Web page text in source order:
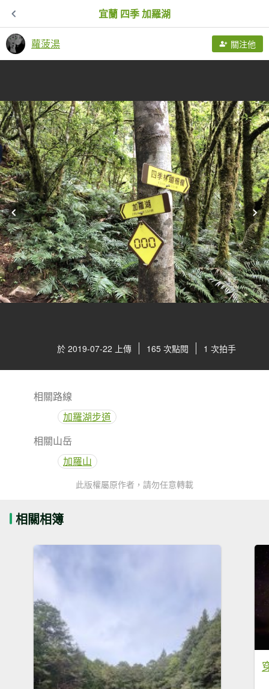
宜蘭 四季 加羅湖
蘿菠湯 關注他
於 2019-07-22 上傳 165 次點閱 1 次拍手
相關路線
加羅湖步道
相關山岳
加羅山
此版權屬原作者，請勿任意轉載
相關相簿